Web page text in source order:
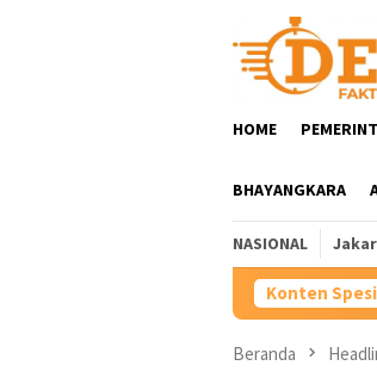
HOME
BHAYANGKARA
NASIONAL
Konten
Rombak Birokrasi Minahasa, Bupati
Beranda